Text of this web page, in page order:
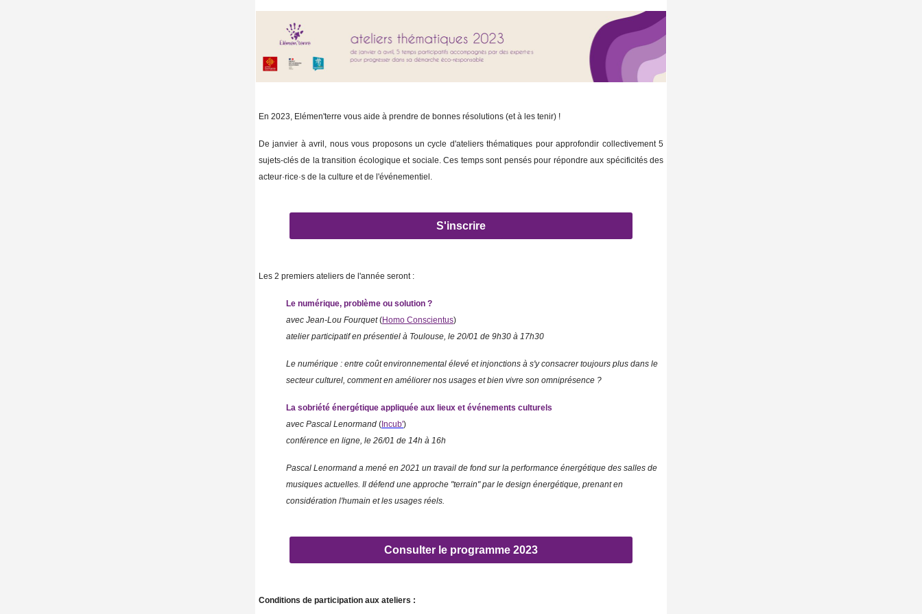
En 2023, Elémen'terre vous aide à prendre de bonnes résolutions (et à les tenir) !
De janvier à avril, nous vous proposons un cycle d'ateliers thématiques pour approfondir collectivement 5
sujets-clés de la transition écologique et sociale. Ces temps sont pensés pour répondre aux spécificités des
acteur·rice·s de la culture et de l'événementiel.
S'inscrire
Les 2 premiers ateliers de l'année seront :
Le numérique, problème ou solution ?
avec Jean-Lou Fourquet(Homo Conscientus)
atelier participatif en présentiel à Toulouse, le 20/01 de 9h30 à 17h30
Le numérique : entre coût environnemental élevé et injonctions à s'y consacrer toujours plus dans le
secteur culturel, comment en améliorer nos usages et bien vivre son omniprésence ?
La sobriété énergétique appliquée aux lieux et événements culturels
avec Pascal Lenormand ( Incub')
conférence en ligne, le 26/01 de 14h à 16h
Pascal Lenormand a mené en 2021 un travail de fond sur la performance énergétique des salles de
musiques actuelles. Il défend une approche "terrain" par le design énergétique, prenant en
considération l'humain et les usages réels.
Consulter le programme 2023
Conditions de participation aux ateliers :